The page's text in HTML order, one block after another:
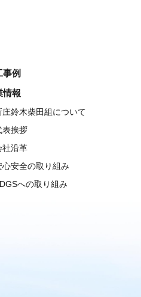
事例
情報
庄鈴木柴田組について
表挨拶
社沿革
心安全の取り組み
への取り組み